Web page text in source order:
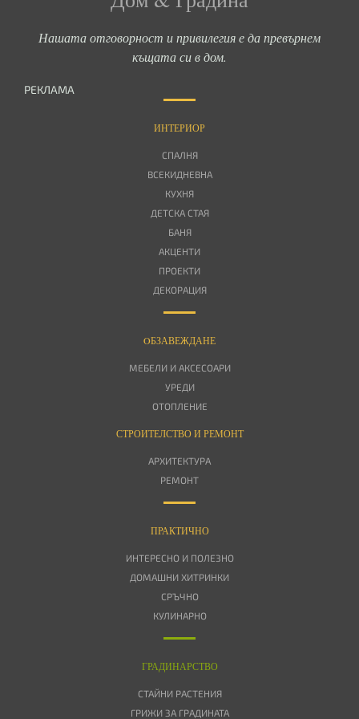
Нашата отговорност и привилегия е да превърнем
къщата си в дом.
РЕКЛАМА
ИНТЕРИОР
СПАЛНЯ
ВСЕКИДНЕВНА
КУХНЯ
ДЕТСКА СТАЯ
БАНЯ
АКЦЕНТИ
ПРОЕКТИ
ДЕКОРАЦИЯ
OБЗАВЕЖДАНЕ
МЕБЕЛИ И АКСЕСОАРИ
УРЕДИ
ОТОПЛЕНИЕ
СТРОИТЕЛСТВО И РЕМОНТ
АРХИТЕКТУРА
РЕМОНТ
ПРАКТИЧНО
ИНТЕРЕСНО И ПОЛЕЗНО
ДОМАШНИ ХИТРИНКИ
СРЪЧНО
КУЛИНАРНО
ГРАДИНАРСТВО
СТАЙНИ РАСТЕНИЯ
ГРИЖИ ЗА ГРАДИНАТА